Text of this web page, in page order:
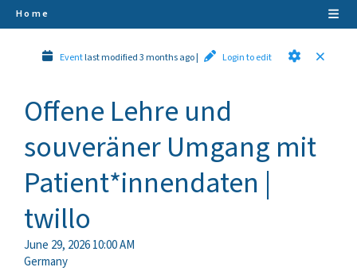
Home
Eventlast modified 3 months ago| Login to edit
Offene Lehre und
souveräner Umgang mit
Patient*innendaten |
twillo
June 29, 2026 10:00 AM
Germany